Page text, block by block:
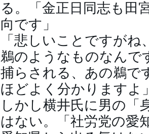
る。「金正日同志も田
向です」
「悲しいことですが
鵜のようなものなんで
捕らされる、あの鵜で
ほどよく分かりますよ
しかし横井氏に男の「
はない。「社労党の愛